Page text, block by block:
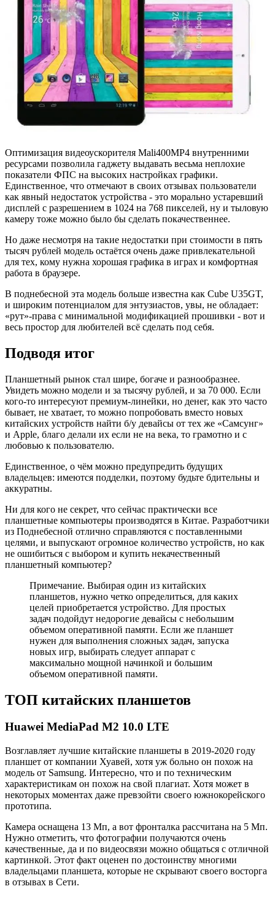
Оптимизация видеоускорителя Mali400MP4 внутренними
ресурсами позволила гаджету выдавать весьма неплохие
показатели ФПС на высоких настройках графики.
Единственное, что отмечают в своих отзывах пользователи
как явный недостаток устройства - это морально устаревший
дисплей с разрешением в 1024 на 768 пикселей, ну и тыловую
камеру тоже можно было бы сделать покачественнее.
Но даже несмотря на такие недостатки при стоимости в пять
тысяч рублей модель остаётся очень даже привлекательной
для тех, кому нужна хорошая графика в играх и комфортная
работа в браузере.
В поднебесной эта модель больше известна как Cube U35GT,
и широким потенциалом для энтузиастов, увы, не обладает:
«рут»-права с минимальной модификацией прошивки - вот и
весь простор для любителей всё сделать под себя.
Подводя итог
Планшетный рынок стал шире, богаче и разнообразнее.
Увидеть можно модели и за тысячу рублей, и за 70 000. Если
кого-то интересуют премиум-линейки, но денег, как это часто
бывает, не хватает, то можно попробовать вместо новых
китайских устройств найти б/у девайсы от тех же «Самсунг»
и Apple, благо делали их если не на века, то грамотно и с
любовью к пользователю.
Единственное, о чём можно предупредить будущих
владельцев: имеются подделки, поэтому будьте бдительны и
аккуратны.
Ни для кого не секрет, что сейчас практически все
планшетные компьютеры производятся в Китае. Разработчики
из Поднебесной отлично справляются с поставленными
целями, и выпускают огромное количество устройств, но как
не ошибиться с выбором и купить некачественный
планшетный компьютер?
Примечание. Выбирая один из китайских
планшетов, нужно четко определиться, для каких
целей приобретается устройство. Для простых
задач подойдут недорогие девайсы с небольшим
объемом оперативной памяти. Если же планшет
нужен для выполнения сложных задач, запуска
новых игр, выбирать следует аппарат с
максимально мощной начинкой и большим
объемом оперативной памяти.
ТОП китайских планшетов
Huawei MediaPad M2 10.0 LTE
Возглавляет лучшие китайские планшеты в 2019-2020 году
планшет от компании Хуавей, хотя уж больно он похож на
модель от Samsung. Интересно, что и по техническим
характеристикам он похож на свой плагиат. Хотя может в
некоторых моментах даже превзойти своего южнокорейского
прототипа.
Камера оснащена 13 Мп, а вот фронталка рассчитана на 5 Мп.
Нужно отметить, что фотографии получаются очень
качественные, да и по видеосвязи можно общаться с отличной
картинкой. Этот факт оценен по достоинству многими
владельцами планшета, которые не скрывают своего восторга
в отзывах в Сети.